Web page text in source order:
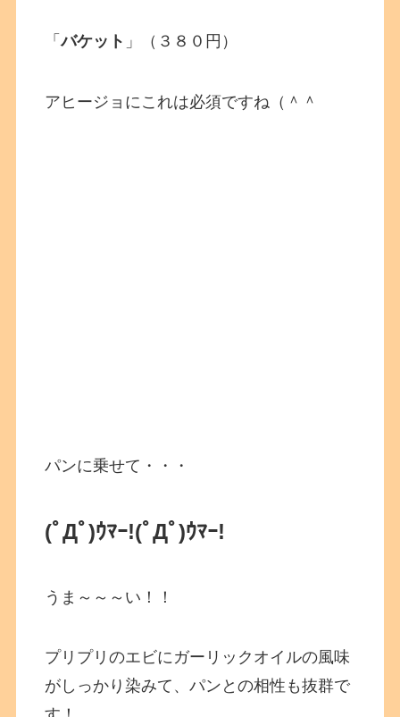
「バケット 」（３８０円）
アヒージョにこれは必須ですね（＾＾
パンに乗せて・・・
(ﾟДﾟ)ｳﾏｰ!(ﾟДﾟ)ｳﾏｰ!
うま～～～い！！
プリプリのエビにガーリックオイルの風味
がしっかり染みて、パンとの相性も抜群で